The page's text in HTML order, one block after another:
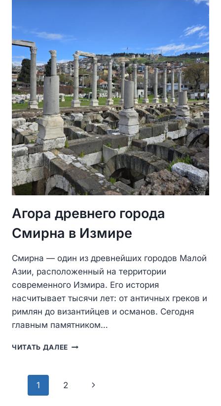
Агора древнего города
Смирна в Измире
Смирна — один из древнейших городов Малой
Азии, расположенный на территории
современного Измира. Его история
насчитывает тысячи лет: от античных греков и
римлян до византийцев и османов. Сегодня
главным памятником…
ЧИТАТЬ ДАЛЕЕ АГОРА
В
Навигация
1 2
Следующая